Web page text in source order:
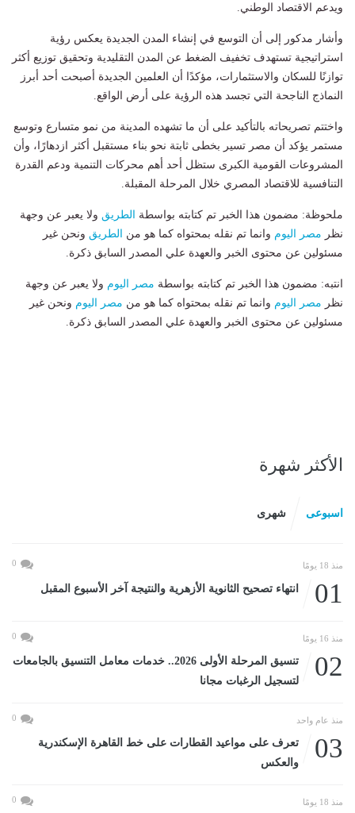
ويدعم الاقتصاد الوطني.
وأشار مدكور إلى أن التوسع في إنشاء المدن الجديدة يعكس رؤية
استراتيجية تستهدف تخفيف الضغط عن المدن التقليدية وتحقيق توزيع أكثر
توازنًا للسكان والاستثمارات، مؤكدًا أن العلمين الجديدة أصبحت أحد أبرز
النماذج الناجحة التي تجسد هذه الرؤية على أرض الواقع.
واختتم تصريحاته بالتأكيد على أن ما تشهده المدينة من نمو متسارع وتوسع
مستمر يؤكد أن مصر تسير بخطى ثابتة نحو بناء مستقبل أكثر ازدهارًا، وأن
المشروعات القومية الكبرى ستظل أحد أهم محركات التنمية ودعم القدرة
التنافسية للاقتصاد المصري خلال المرحلة المقبلة.
ملحوظة: مضمون هذا الخبر تم كتابته بواسطة الطريق ولا يعبر عن وجهة
نظر مصر اليوم وانما تم نقله بمحتواه كما هو من الطريق ونحن غير
مسئولين عن محتوى الخبر والعهدة علي المصدر السابق ذكرة.
انتبه: مضمون هذا الخبر تم كتابته بواسطة مصر اليوم ولا يعبر عن وجهة
نظر مصر اليوم وانما تم نقله بمحتواه كما هو من مصر اليوم ونحن غير
مسئولين عن محتوى الخبر والعهدة علي المصدر السابق ذكرة.
الأكثر شهرة
اسبوعى شهرى
منذ 18 يومًا 0
01 انتهاء تصحيح الثانوية الأزهرية والنتيجة آخر الأسبوع المقبل
منذ 16 يومًا 0
02
تنسيق المرحلة الأولى 2026.. خدمات معامل التنسيق بالجامعات
لتسجيل الرغبات مجانا
منذ عام واحد 0
03
تعرف على مواعيد القطارات على خط القاهرة الإسكندرية
والعكس
منذ 18 يومًا 0